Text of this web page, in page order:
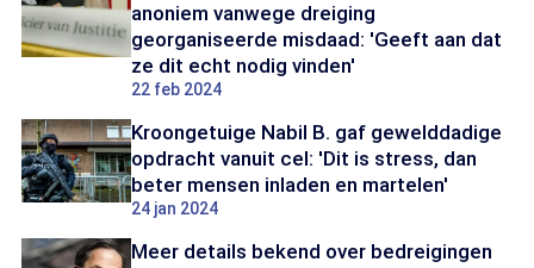
anoniem vanwege dreiging
georganiseerde misdaad: 'Geeft aan dat
ze dit echt nodig vinden'
22 feb 2024
Kroongetuige Nabil B. gaf gewelddadige
opdracht vanuit cel: 'Dit is stress, dan
beter mensen inladen en martelen'
24 jan 2024
Meer details bekend over bedreigingen